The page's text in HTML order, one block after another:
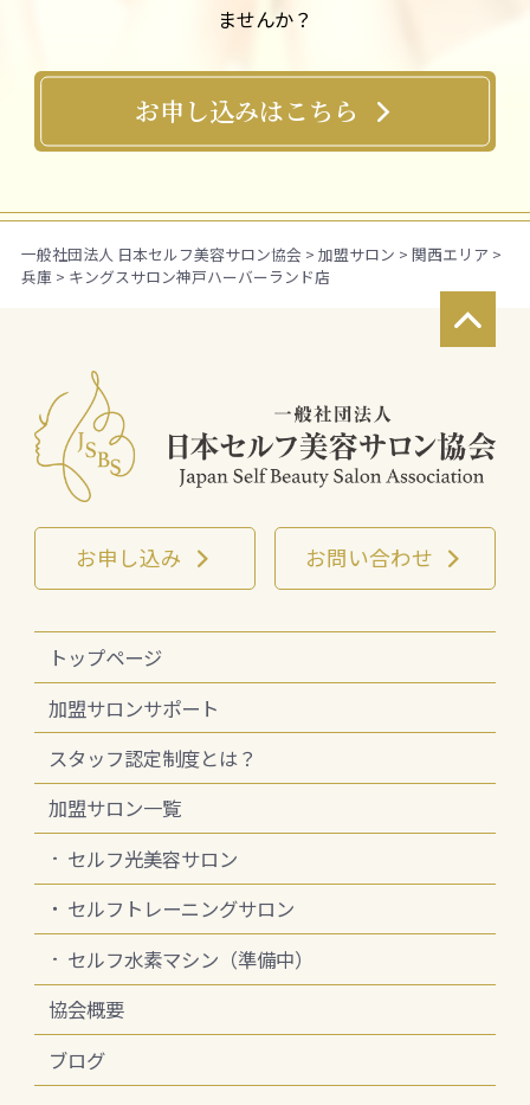
ませんか？
お申し込みはこちら 
一般社団法人 日本セルフ美容サロン協会 > 加盟サロン > 関西エリア >
兵庫> キングスサロン神戸ハーバーランド店

お申し込み  お問い合わせ 
トップページ
加盟サロンサポート
スタッフ認定制度とは？
加盟サロン一覧
セルフ光美容サロン
セルフトレーニングサロン
セルフ水素マシン（準備中）
協会概要
ブログ